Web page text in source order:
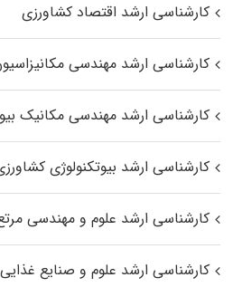
کارشناسی ارشد اقتصاد کشاورزی
کارشناسی ارشد مهندسی
کارشناسی ارشد مهندسی مکانیک
کارشناسی ارشد بیوتکنولوژی
کارشناسی ارشد علوم و مهندسی
کارشناسی ارشد علوم و صنایع غذایی